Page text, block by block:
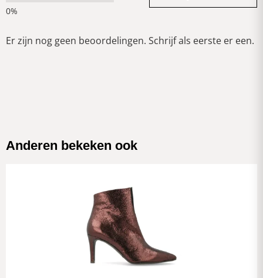
Er zijn nog geen beoordelingen. Schrijf als eerste er een.
Anderen bekeken ook